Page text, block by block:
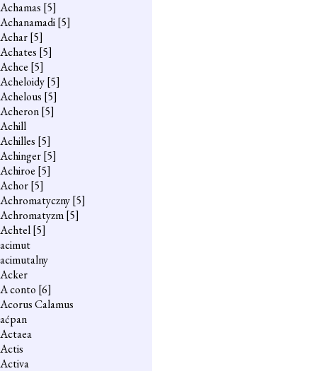
Achamas [5]
Achanamadi[5]
Achar[5]
Achates [5]
Achce [5]
Acheloidy[5]
Achelous [5]
Acheron[5]
Achill
Achilles [5]
Achinger[5]
Achiroe [5]
Achor[5]
Achromatyczny[5]
Achromatyzm[5]
Achtel[5]
acimut
acimutalny
Acker
A conto [6]
Acorus Calamus
aćpan
Actaea
Actis
Activa